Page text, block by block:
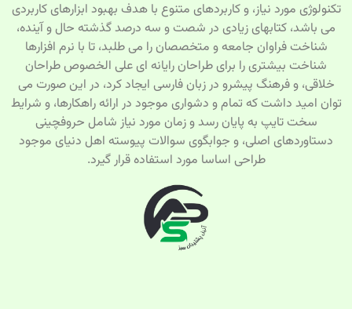
تکنولوژی مورد نیاز، و کاربردهای متنوع با هدف بهبود ابزارهای کاربردی
می باشد، کتابهای زیادی در شصت و سه درصد گذشته حال و آینده،
شناخت فراوان جامعه و متخصصان را می طلبد، تا با نرم افزارها
شناخت بیشتری را برای طراحان رایانه ای علی الخصوص طراحان
خلاقی، و فرهنگ پیشرو در زبان فارسی ایجاد کرد، در این صورت می
توان امید داشت که تمام و دشواری موجود در ارائه راهکارها، و شرایط
سخت تایپ به پایان رسد و زمان مورد نیاز شامل حروفچینی
دستاوردهای اصلی، و جوابگوی سوالات پیوسته اهل دنیای موجود
طراحی اساسا مورد استفاده قرار گیرد.